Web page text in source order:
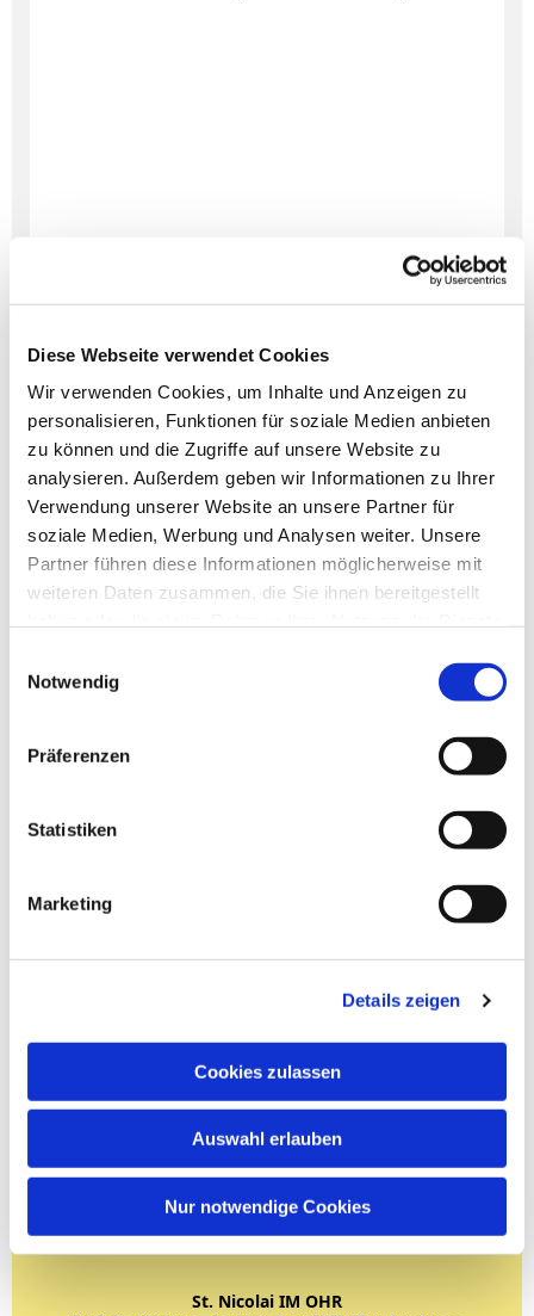
Diese Webseite verwendet Cookies
Wir verwenden Cookies, um Inhalte und Anzeigen zu
personalisieren, Funktionen für soziale Medien anbieten
zu können und die Zugriffe auf unsere Website zu
analysieren. Außerdem geben wir Informationen zu Ihrer
Verwendung unserer Website an unsere Partner für
soziale Medien, Werbung und Analysen weiter. Unsere
Partner führen diese Informationen möglicherweise mit
weiteren Daten zusammen, die Sie ihnen bereitgestellt
Notwendig
Präferenzen
Statistiken
Marketing
Details zeigen
Cookies zulassen
Auswahl erlauben
Nur notwendige Cookies
Dies könnte Sie auch
interessieren